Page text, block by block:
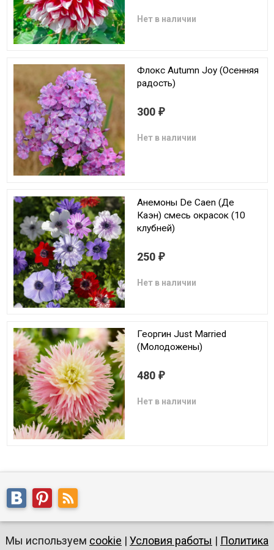
Нет в наличии
Флокс Autumn Joy (Осенняя
радость)
300 ₽
Нет в наличии
Анемоны De Caen (Де
Каэн) смесь окрасок (10
клубней)
250 ₽
Нет в наличии
Георгин Just Married
(Молодожены)
480 ₽
Нет в наличии
Мы используем cookie | Условия работы | Политика